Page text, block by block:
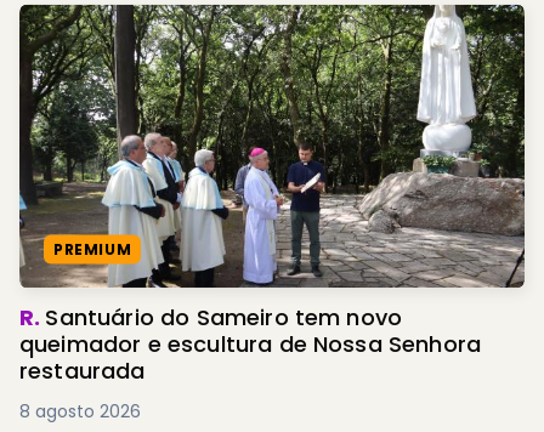
PREMIUM
R. Santuário do Sameiro tem novo
queimador e escultura de Nossa Senhora
restaurada
8 agosto 2026